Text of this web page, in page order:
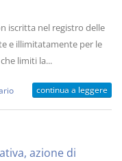
iscritta nel registro delle
e illimitatamente per le
limiti la...
continua a leggere
azione di